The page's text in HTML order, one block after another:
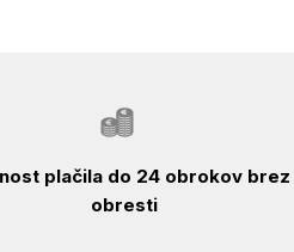
plačila do 24 obrokov brez
obresti